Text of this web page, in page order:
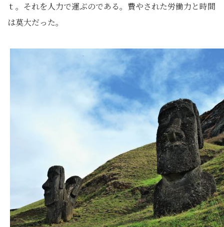
ｔ。それを人力で運ぶのである。費やされた労働力と時間
は莫大だった。